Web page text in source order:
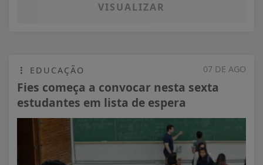
VISUALIZAR
07 DE AGO
EDUCAÇÃO
Fies começa a convocar nesta sexta
estudantes em lista de espera